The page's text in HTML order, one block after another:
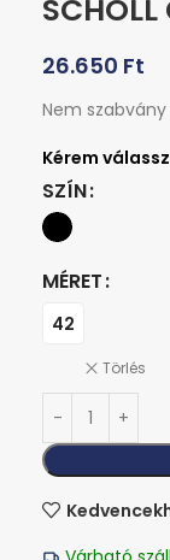
SCHOLL
26.650 Ft
Nem
SZÍN
MÉRET
42
Törlés